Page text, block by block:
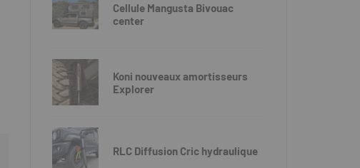
Cellule Mangusta Bivouac
center
Koni nouveaux amortisseurs
Explorer
RLC Diffusion Cric hydraulique